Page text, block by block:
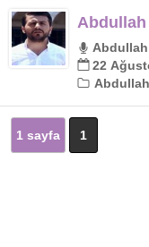
Abdullah
22
1 sayfa 1